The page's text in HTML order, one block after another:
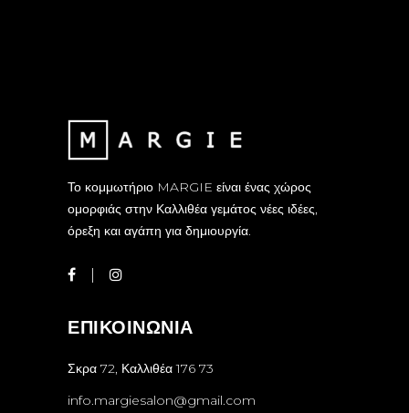
Το κομμωτήριο MARGIE είναι ένας χώρος
ομορφιάς στην Καλλιθέα γεμάτος νέες ιδέες,
όρεξη και αγάπη για δημιουργία.
ΕΠΙΚΟΙΝΩΝΙΑ
Σκρα 72, Καλλιθέα 176 73
info.margiesalon@gmail.com